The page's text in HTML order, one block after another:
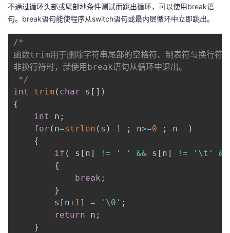
不通过循环头部或尾部地条件测试而跳出循环，可以使用break语
句。break语句能使程序从switch语句或最内层循环中立即跳出。
/*
函数trim用于删除字符串尾部的空格符、制表符与换行符
非换行符时，就使用break语句从循环中退出。
*/
int
trim ( char s [ ] )
{
int
n ;
for ( n=strlen ( s ) - 1 ; n>=0 ; n-- )
{
if ( s [ n] != ' ' && s [ n] != '\t' &&
{
break ;
}
        s
[ n+1] = '\0' ;
return n ;
}